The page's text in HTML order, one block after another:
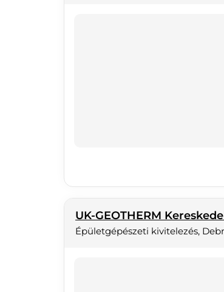
UK-GEOTHERM
Épületgépészeti kivitelezés,